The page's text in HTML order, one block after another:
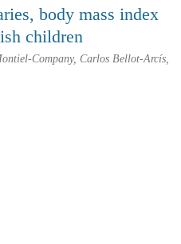
body mass index
children
Company, Carlos Bellot-Arcís,